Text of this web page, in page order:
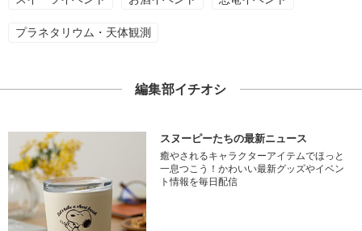
プラネタリウム・天体観測
編集部イチオシ
スヌーピーたちの最新ニュース
癒やされるキャラクターアイテムでほっと
一息つこう！かわいい最新グッズやイベン
ト情報を毎日配信